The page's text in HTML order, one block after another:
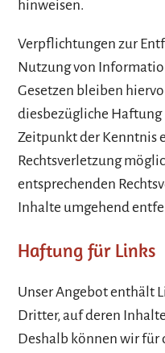
hinweisen.
Verpflichtungen zur
Nutzung von
Gesetzen bleiben
diesbezügliche Haftung
Zeitpunkt der Kenntnis
Rechtsverletzung
entsprechenden
Inhalte umgehend
Haftung für Links
Unser Angebot enthält
Dritter, auf deren
Deshalb können wir für